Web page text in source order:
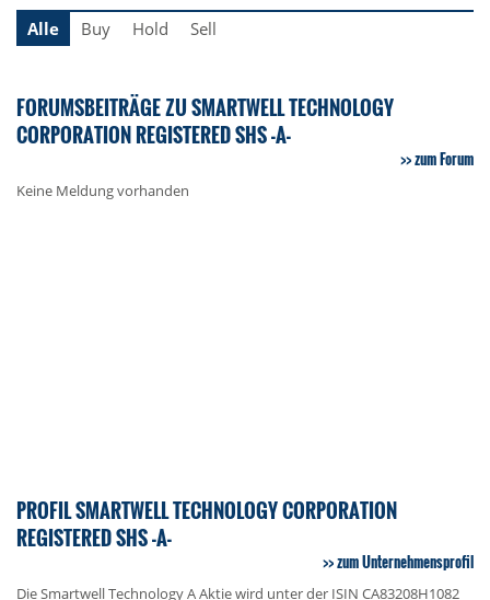
Alle
Buy Hold Sell
FORUMSBEITRÄGE ZU SMARTWELL TECHNOLOGY
CORPORATION REGISTERED SHS -A-
zum Forum
Keine Meldung vorhanden
PROFIL SMARTWELL TECHNOLOGY CORPORATION
REGISTERED SHS -A-
zum Unternehmensprofil
Die Smartwell Technology A Aktie wird unter der ISIN CA83208H1082